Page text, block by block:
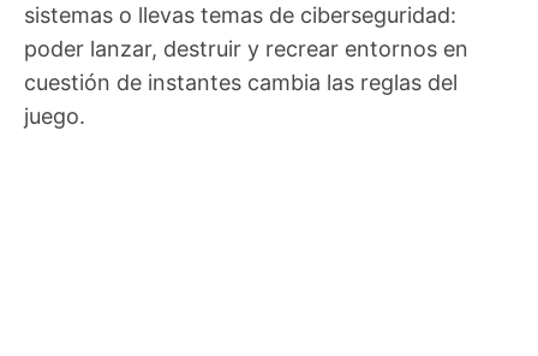
sistemas o llevas temas de ciberseguridad:
poder lanzar, destruir y recrear entornos en
cuestión de instantes cambia las reglas del
juego.